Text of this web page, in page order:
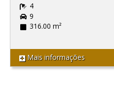
4
9
316.00 m²
Mais informações